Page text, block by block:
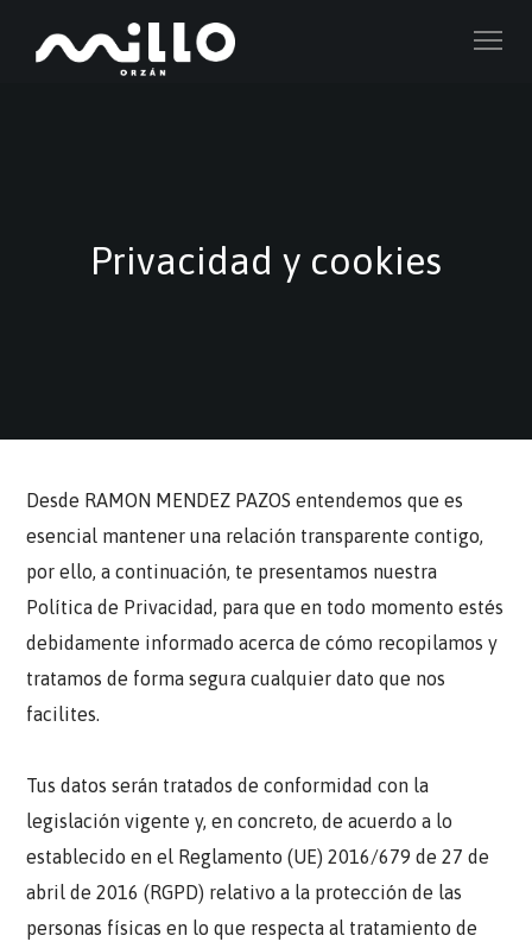
Privacidad y cookies
Desde RAMON MENDEZ PAZOS entendemos que es
esencial mantener una relación transparente contigo,
por ello, a continuación, te presentamos nuestra
Política de Privacidad, para que en todo momento estés
debidamente informado acerca de cómo recopilamos y
tratamos de forma segura cualquier dato que nos
facilites.
Tus datos serán tratados de conformidad con la
legislación vigente y, en concreto, de acuerdo a lo
establecido en el Reglamento (UE) 2016/679 de 27 de
abril de 2016 (RGPD) relativo a la protección de las
personas físicas en lo que respecta al tratamiento de